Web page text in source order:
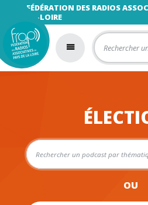
FÉDÉRATION DES RADIOS
LA-LOIRE
OU